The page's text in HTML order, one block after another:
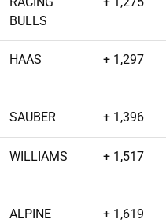
BULLS
HAAS + 1,297
SAUBER + 1,396
WILLIAMS + 1,517
ALPINE + 1,619